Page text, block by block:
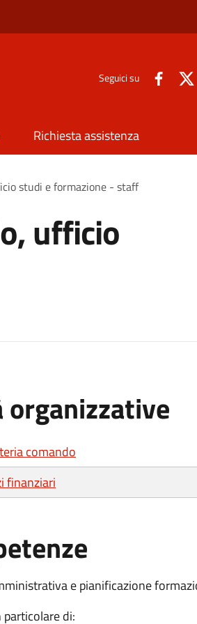
Seguici su
Richiesta assistenza
studi e formazione - staff
ufficio
organizzative
comando
finanziari
e pianificazione
particolare di: